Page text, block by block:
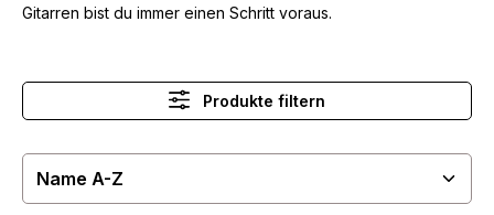
Gitarren bist du immer einen Schritt voraus.
Produkte filtern